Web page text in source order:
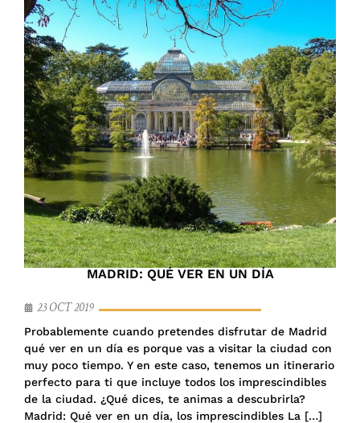
MADRID: QUÉ VER EN UN DÍA
23 OCT 2019
Probablemente cuando pretendes disfrutar de Madrid
qué ver en un día es porque vas a visitar la ciudad con
muy poco tiempo. Y en este caso, tenemos un itinerario
perfecto para ti que incluye todos los imprescindibles
de la ciudad. ¿Qué dices, te animas a descubrirla?
Madrid: Qué ver en un día, los imprescindibles La […]